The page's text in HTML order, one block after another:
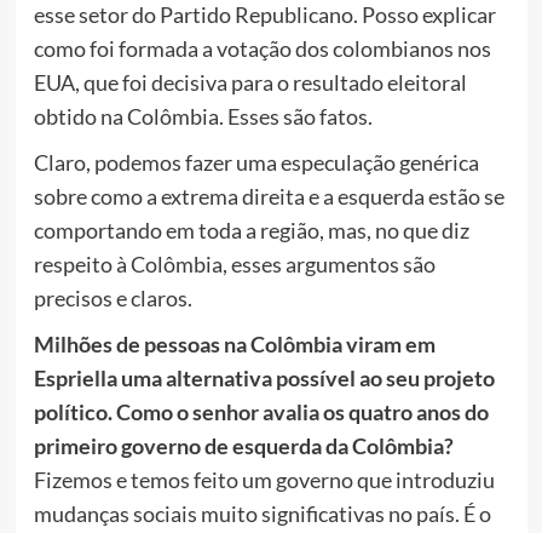
esse setor do Partido Republicano. Posso explicar
como foi formada a votação dos colombianos nos
EUA, que foi decisiva para o resultado eleitoral
obtido na Colômbia. Esses são fatos.
Claro, podemos fazer uma especulação genérica
sobre como a extrema direita e a esquerda estão se
comportando em toda a região, mas, no que diz
respeito à Colômbia, esses argumentos são
precisos e claros.
Milhões de pessoas na Colômbia viram em
Espriella uma alternativa possível ao seu projeto
político. Como o senhor avalia os quatro anos do
primeiro governo de esquerda da Colômbia?
Fizemos e temos feito um governo que introduziu
mudanças sociais muito significativas no país. É o